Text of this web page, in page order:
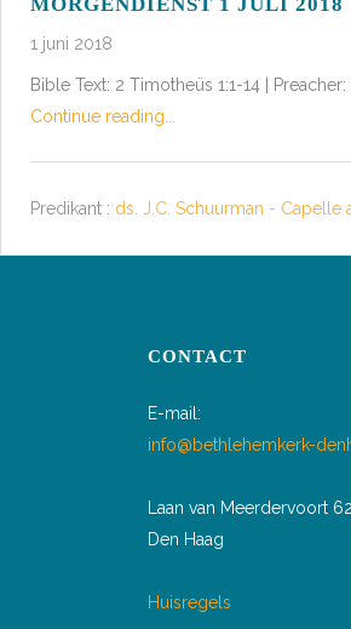
MORGENDIENST 1 JULI 2018
1 juni 2018
Bible Text: 2 Timotheüs 1:1-14 |
Continue reading...
Predikant : ds. J.C. Schuurman - Capelle
CONTACT
E-mail:
info@bethlehemkerk-
Laan van Meerdervoort
Den Haag
Huisregels